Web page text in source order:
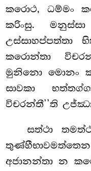
කරොථ, ධම්මං
කරිංසු.
උස්සාහප්පත්තා
කරොන්තා
මුනිනො මොනං
සාවකා
විචරන්තී’’ති
සත්ථා
අජානන්තා න